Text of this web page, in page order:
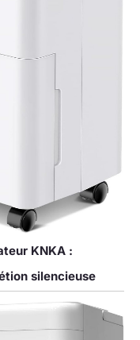
KNKA :
silencieuse